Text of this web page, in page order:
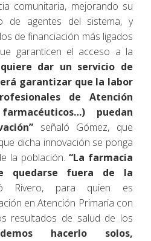
comunitaria, mejorando su
de agentes del sistema, y
de financiación más ligados
garanticen el acceso a la
dar un servicio de
garantizar que la labor
de Atención
puedan
señaló Gómez, que
dicha innovación se ponga
la población.“La farmacia
quedarse fuera de la
Rivero, para quien es
en Atención Primaria con
resultados de salud de los
hacerlo solos,